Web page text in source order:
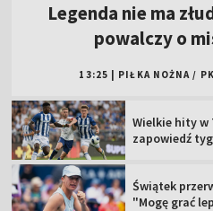
Legenda nie ma
powalczy o
13:25 PIŁKA NOŻNA /
Wielkie hity w
zapowiedź
Świątek
"Mogę grać